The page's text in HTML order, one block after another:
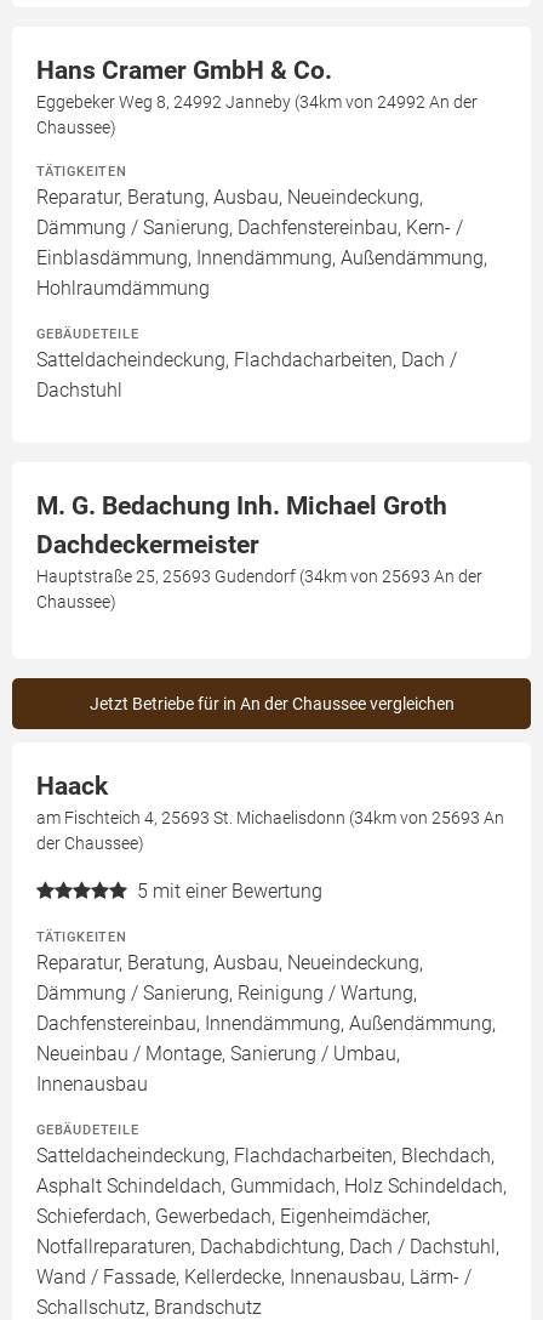
Hans Cramer GmbH & Co.
Eggebeker Weg 8, 24992 Janneby (34km von 24992 An der
Chaussee)
TÄTIGKEITEN
Reparatur, Beratung, Ausbau, Neueindeckung,
Dämmung / Sanierung, Dachfenstereinbau, Kern- /
Einblasdämmung, Innendämmung, Außendämmung,
Hohlraumdämmung
GEBÄUDETEILE
Satteldacheindeckung, Flachdacharbeiten, Dach /
Dachstuhl
M. G. Bedachung Inh. Michael Groth
Dachdeckermeister
Hauptstraße 25, 25693 Gudendorf (34km von 25693 An der
Chaussee)
Jetzt Betriebe für in An der Chaussee vergleichen
Haack
am Fischteich 4, 25693 St. Michaelisdonn (34km von 25693 An
der Chaussee)
5 mit einer Bewertung
TÄTIGKEITEN
Reparatur, Beratung, Ausbau, Neueindeckung,
Dämmung / Sanierung, Reinigung / Wartung,
Dachfenstereinbau, Innendämmung, Außendämmung,
Neueinbau / Montage, Sanierung / Umbau,
Innenausbau
GEBÄUDETEILE
Satteldacheindeckung, Flachdacharbeiten, Blechdach,
Asphalt Schindeldach, Gummidach, Holz Schindeldach,
Schieferdach, Gewerbedach, Eigenheimdächer,
Notfallreparaturen, Dachabdichtung, Dach / Dachstuhl,
Wand / Fassade, Kellerdecke, Innenausbau, Lärm- /
Schallschutz, Brandschutz